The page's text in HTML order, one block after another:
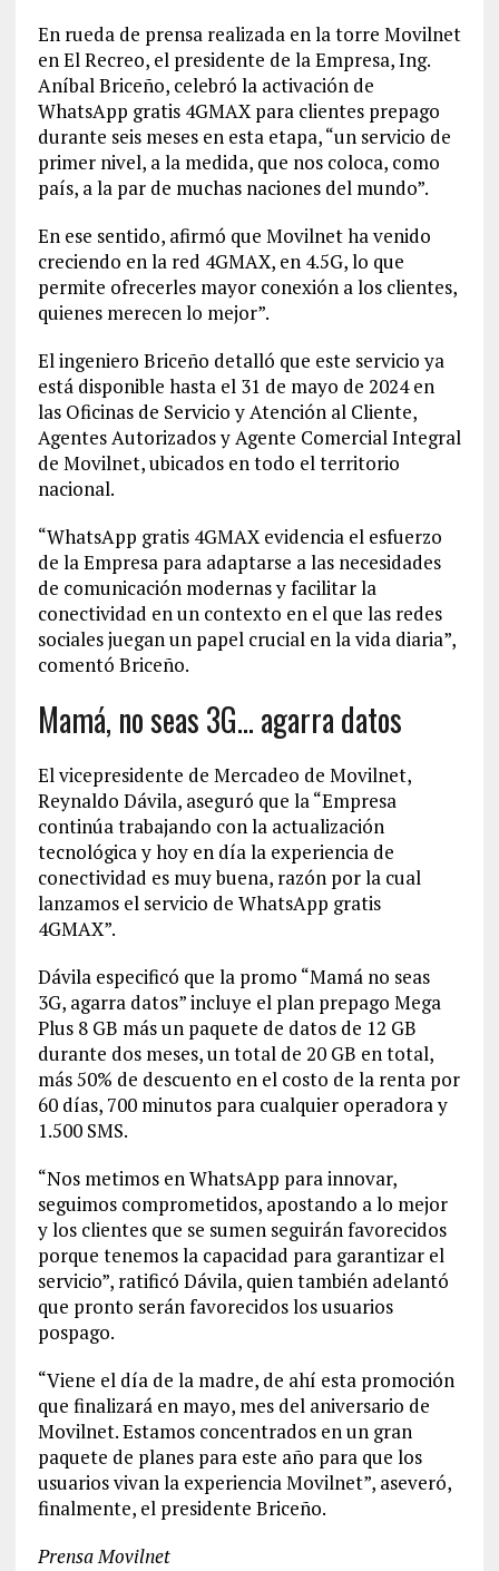
En rueda de prensa realizada en la torre Movilnet
en El Recreo, el presidente de la Empresa, Ing.
Aníbal Briceño, celebró la activación de
WhatsApp gratis 4GMAX para clientes prepago
durante seis meses en esta etapa, “un servicio de
primer nivel, a la medida, que nos coloca, como
país, a la par de muchas naciones del mundo”.
En ese sentido, afirmó que Movilnet ha venido
creciendo en la red 4GMAX, en 4.5G, lo que
permite ofrecerles mayor conexión a los clientes,
quienes merecen lo mejor”.
El ingeniero Briceño detalló que este servicio ya
está disponible hasta el 31 de mayo de 2024 en
las Oficinas de Servicio y Atención al Cliente,
Agentes Autorizados y Agente Comercial Integral
de Movilnet, ubicados en todo el territorio
nacional.
“WhatsApp gratis 4GMAX evidencia el esfuerzo
de la Empresa para adaptarse a las necesidades
de comunicación modernas y facilitar la
conectividad en un contexto en el que las redes
sociales juegan un papel crucial en la vida diaria”,
comentó Briceño.
Mamá, no seas 3G… agarra datos
El vicepresidente de Mercadeo de Movilnet,
Reynaldo Dávila, aseguró que la “Empresa
continúa trabajando con la actualización
tecnológica y hoy en día la experiencia de
conectividad es muy buena, razón por la cual
lanzamos el servicio de WhatsApp gratis
4GMAX”.
Dávila especificó que la promo “Mamá no seas
3G, agarra datos” incluye el plan prepago Mega
Plus 8 GB más un paquete de datos de 12 GB
durante dos meses, un total de 20 GB en total,
más 50% de descuento en el costo de la renta por
60 días, 700 minutos para cualquier operadora y
1.500 SMS.
“Nos metimos en WhatsApp para innovar,
seguimos comprometidos, apostando a lo mejor
y los clientes que se sumen seguirán favorecidos
porque tenemos la capacidad para garantizar el
servicio”, ratificó Dávila, quien también adelantó
que pronto serán favorecidos los usuarios
pospago.
“Viene el día de la madre, de ahí esta promoción
que finalizará en mayo, mes del aniversario de
Movilnet. Estamos concentrados en un gran
paquete de planes para este año para que los
usuarios vivan la experiencia Movilnet”, aseveró,
finalmente, el presidente Briceño.
Prensa Movilnet